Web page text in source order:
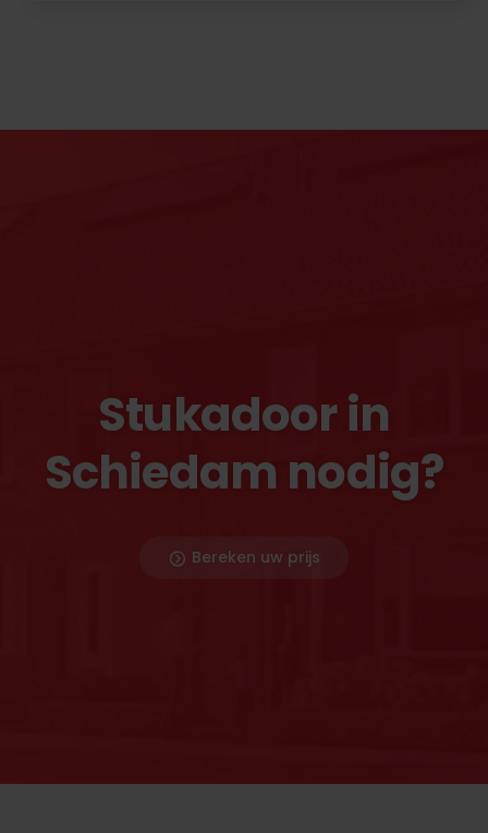
Stukadoor in
Schiedam nodig?
Bereken uw prijs